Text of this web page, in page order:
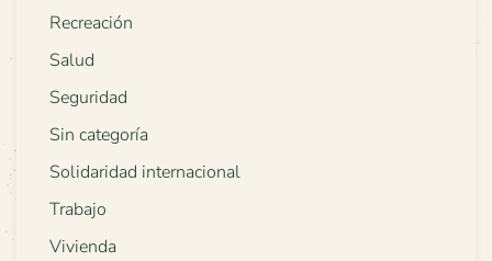
Recreación
Salud
Seguridad
Sin categoría
Solidaridad internacional
Trabajo
Vivienda